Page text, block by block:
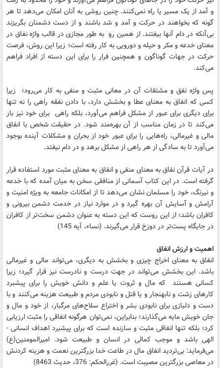
و آمد از یک مسیر یا راه نمی‌کنند. چنین روشی به آنان امکان می‌دهد تا هر
گونه که بخواهند در حرکت و آمد و شد باشند و از دست دشمنان بگریزند
بی‌آنکه در دام آنها بیفتند. از همین رو به طور مجازی در قالب واژه نفاق در
معنای خدعه و مکر و حیله و دورویی به کار رفته است؛ زیرا این روش، فرصت
حرکت در جهات گوناگون و همچنین فرار را برای این دسته از افراد فراهم
می‌کند.
پس واژه نفق و مشتقات آن در معانی مثبت و منفی به کار می‌رود؛ زیرا
کسی که انفاق به معنای عطا و بخشش دارد، با دادن نفقه راهی را نه تنها
برای دیگری برای عبور از مشکل فراهم می‌آورد، بلکه راهی برای خود نیز باز
می‌کند تا در زمان مناسب از آن بهره‌مند شود. در حقیقت شخص با انفاق
مالی و غیرمالی، راه‌هایی را برای عبور خود از بحران و مشکلات آینده بوجود
می‌آورد تا به سادگی از هر راهی از مشکل برهد و در دام نیفتد.
در آیات قرآن نفاق به معنای منفی و انفاق به معنای مثبت مورد استفاده قرار
گرفته است. در این کتاب آسمانی از منافقی سخن به میان آمده که با خدعه
و نیرنگ، خود را مسلمان نشان می‌دهد تا از امکانات جامعه به ویژه امنیت و
آرامش و آسایش آن بهره گیرد و در موارد نیاز در خدمت دشمن بیرونی و
کافران باشد؛ از این روست که این دسته به عنوان دشمن سخت‌تر از کافران
در جایگاه پست‌تر در دوزخ قرار می‌گیرند. (نساء، آیه 145)
اهمیت و ارزش انفاق
انفاق به معنای اخراج چیزی و بخشش به دیگری، می‌تواند مالی و غیرمالی
باشد. این بخشش می‌تواند در جهت درست و نادرست نیز قرار گیرد؛ زیرا
کسانی هستند که مال و ثروت یا علم و دانش خویش را برای پیشبرد
کارهای زشت و نابهنجار و یا قتل و نابودی مردم و طبیعت هزینه می‌کنند و با
دست و دلبازی برای نابودی بشر و اختراع سلاح‌های مرگبار، از خود و مال و
جان خویش مایه می‌گذارند؛ بنابراین، نمی‌توان هرگونه انفاقی را مثبت ارزیابی
کرد؛ بلکه تنها انفاقی مثبت و سازنده است که برای پیشبرد اهداف انسانی -
الهی باشد و موجب کمالی در انسان و طبیعت شود. امیرالمومنین(ع)
می‌فرماید: بی‌تردید انفاق مال در طاعت خدا بزرگترین نعمت و هزینه کردنش
در معاصی بزرگترین مصیبت است. (غررالحکم: 376، حدیث 8463)